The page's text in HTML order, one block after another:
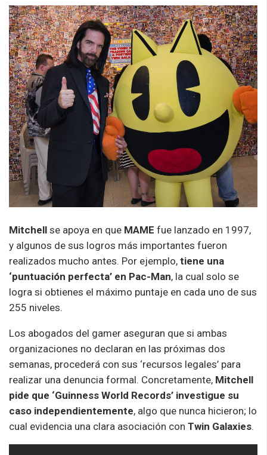
Mitchell se apoya en que MAME fue lanzado en 1997,
y algunos de sus logros más importantes fueron
realizados mucho antes. Por ejemplo, tiene una
‘puntuación perfecta’ en Pac-Man, la cual solo se
logra si obtienes el máximo puntaje en cada uno de sus
255 niveles.
Los abogados del gamer aseguran que si ambas
organizaciones no declaran en las próximas dos
semanas, procederá con sus ‘recursos legales’ para
realizar una denuncia formal. Concretamente, Mitchell
pide que ‘Guinness World Records’ investigue su
caso independientemente, algo que nunca hicieron; lo
cual evidencia una clara asociación con Twin Galaxies.